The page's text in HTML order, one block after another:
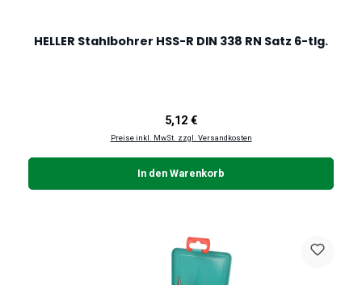
HELLER Stahlbohrer HSS-R DIN 338 RN Satz 6-tlg.
Regulärer Preis:
5,12 €
Preise inkl. MwSt. zzgl. Versandkosten
In den Warenkorb